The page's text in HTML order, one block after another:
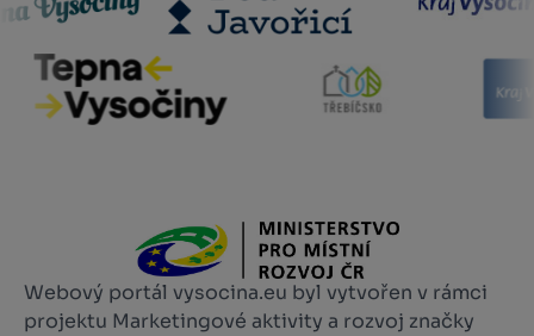
Webový portál vysocina.eu byl vytvořen v rámci
projektu Marketingové aktivity a rozvoj značky